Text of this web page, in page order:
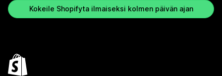
Kokeile Shopifyta ilmaiseksi kolmen päivän ajan